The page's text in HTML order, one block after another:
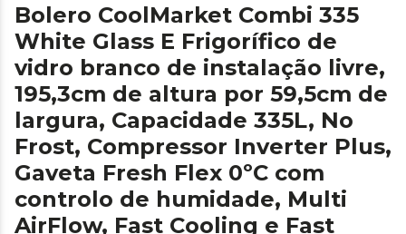
Bolero CoolMarket Combi 335
White Glass E Frigorífico de
vidro branco de instalação livre,
195,3cm de altura por 59,5cm de
largura, Capacidade 335L, No
Frost, Compressor Inverter Plus,
Gaveta Fresh Flex 0ºC com
controlo de humidade, Multi
AirFlow, Fast Cooling e Fast